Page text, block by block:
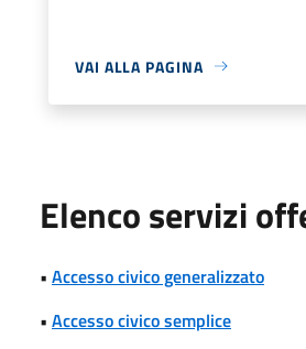
VAI ALLA PAGINA
Elenco servizi
• Accesso civico generalizzato
• Accesso civico semplice